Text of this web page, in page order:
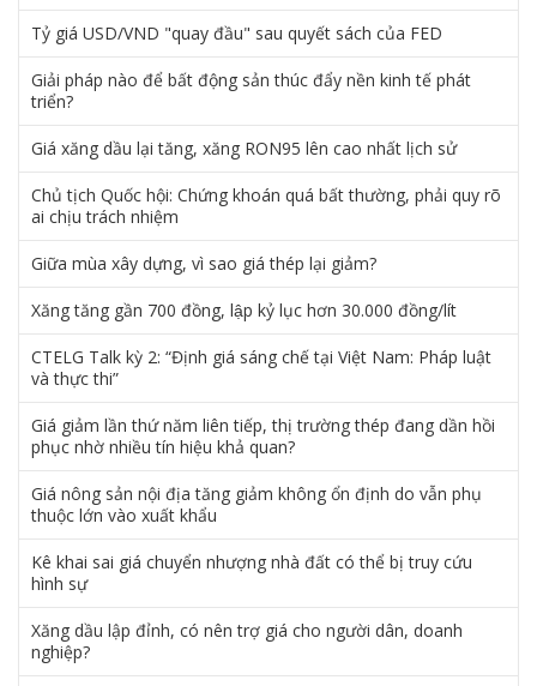
Tỷ giá USD/VND "quay đầu" sau quyết sách của FED
Giải pháp nào để bất động sản thúc đẩy nền kinh tế phát
triển?
Giá xăng dầu lại tăng, xăng RON95 lên cao nhất lịch sử
Chủ tịch Quốc hội: Chứng khoán quá bất thường, phải quy rõ
ai chịu trách nhiệm
Giữa mùa xây dựng, vì sao giá thép lại giảm?
Xăng tăng gần 700 đồng, lập kỷ lục hơn 30.000 đồng/lít
CTELG Talk kỳ 2: “Định giá sáng chế tại Việt Nam: Pháp luật
và thực thi”
Giá giảm lần thứ năm liên tiếp, thị trường thép đang dần hồi
phục nhờ nhiều tín hiệu khả quan?
Giá nông sản nội địa tăng giảm không ổn định do vẫn phụ
thuộc lớn vào xuất khẩu
Kê khai sai giá chuyển nhượng nhà đất có thể bị truy cứu
hình sự
Xăng dầu lập đỉnh, có nên trợ giá cho người dân, doanh
nghiệp?